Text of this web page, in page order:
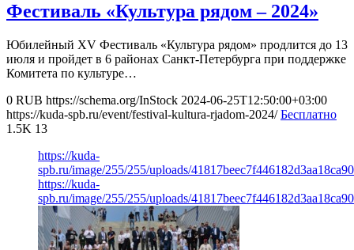
Фестиваль «Культура рядом – 2024»
Юбилейный XV Фестиваль «Культура рядом» продлится до 13
июля и пройдет в 6 районах Санкт-Петербурга при поддержке
Комитета по культуре…
0 RUB https://schema.org/InStock 2024-06-25T12:50:00+03:00
https://kuda-spb.ru/event/festival-kultura-rjadom-2024/ Бесплатно
1.5K 13
https://kuda-
spb.ru/image/255/255/uploads/
https://kuda-
spb.ru/image/255/255/uploads/